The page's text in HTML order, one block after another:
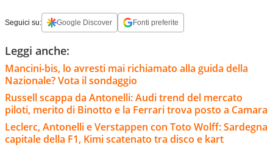
Seguici su: Google Discover Fonti preferite
Leggi anche:
Mancini-bis, lo avresti mai richiamato alla guida della
Nazionale? Vota il sondaggio
Russell scappa da Antonelli: Audi trend del mercato
piloti, merito di Binotto e la Ferrari trova posto a Camara
Leclerc, Antonelli e Verstappen con Toto Wolff: Sardegna
capitale della F1, Kimi scatenato tra disco e kart